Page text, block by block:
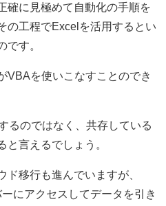
確に見極めて自動化の手順を
の工程でExcelを活用するとい
です。
VBAを使いこなすことのでき
るのではなく、共存している
と言えるでしょう。
ド移行も進んでいますが、
にアクセスしてデータを引き